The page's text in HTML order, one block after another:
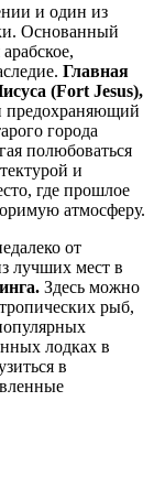
и один из
Основанный
Главная
(Fort Jesus),
предохраняющий
города
полюбоваться
и
где прошлое
атмосферу.
от
лучших мест в
Здесь можно
рыб,
лодках в
в